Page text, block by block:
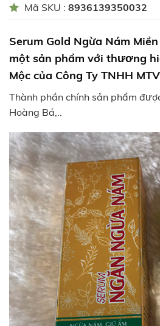
Mã SKU : 8936139350032
Serum Gold Ngừa Nám
một sản phẩm với thương
Mộc của Công Ty TNHH
Thành phần chính sản phẩm
Hoàng Bá,..